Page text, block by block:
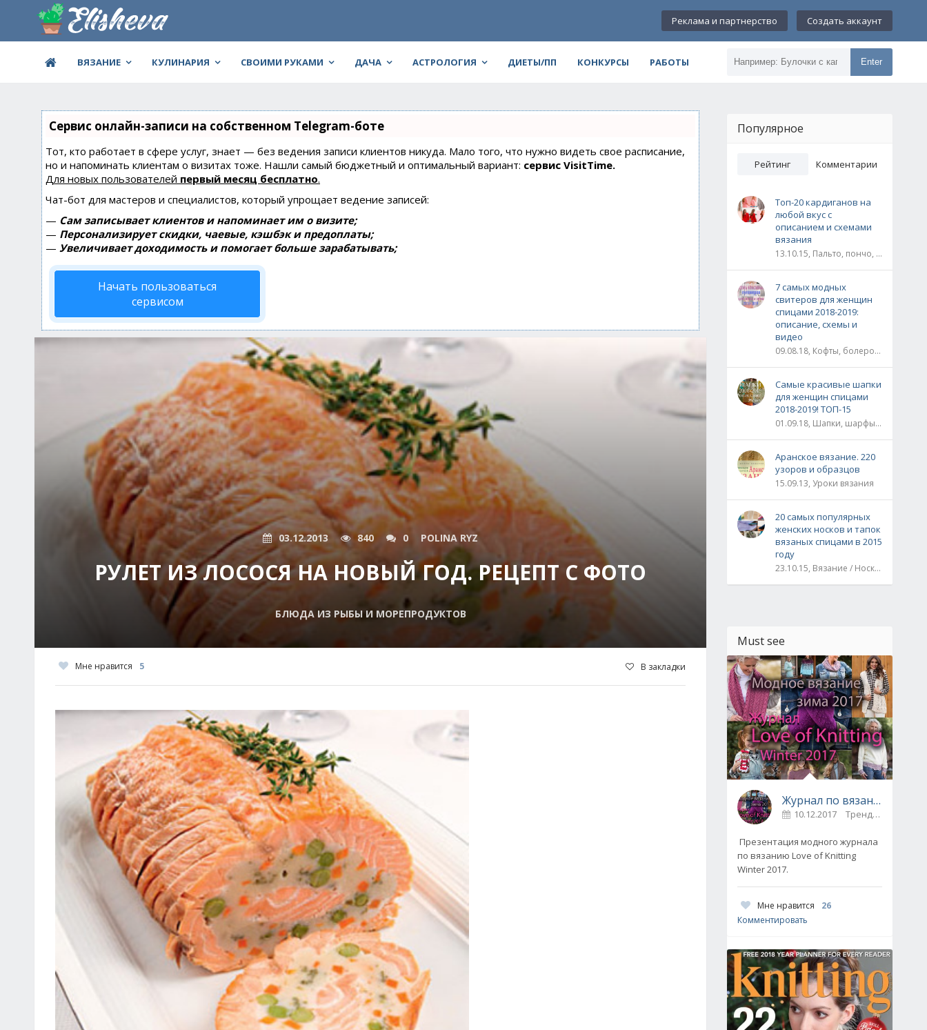
Реклама и партнерство Создать аккаунт
ВЯЗАНИЕ КУЛИНАРИЯ СВОИМИ РУКАМИ ДАЧА АСТРОЛОГИЯ ДИЕТЫ/ПП КОНКУРСЫ РАБОТЫ Enter
Сервис онлайн-записи на собственном Telegram-боте
Тот, кто работает в сфере услуг, знает — без ведения записи клиентов никуда. Мало того, что нужно видеть свое расписание,
но и напоминать клиентам о визитах тоже. Нашли самый бюджетный и оптимальный вариант: сервис VisitTime.
Для новых пользователей первый месяц бесплатно.
Чат-бот для мастеров и специалистов, который упрощает ведение записей:
— Сам записывает клиентов и напоминает им о визите;
— Персонализирует скидки, чаевые, кэшбэк и предоплаты;
— Увеличивает доходимость и помогает больше зарабатывать;
Начать пользоваться
сервисом
03.12.2013 840 0 POLINA RYZ
РУЛЕТ ИЗ ЛОСОСЯ НА НОВЫЙ ГОД. РЕЦЕПТ С ФОТО
БЛЮДА ИЗ РЫБЫ И МОРЕПРОДУКТОВ
Мне нравится 5 В закладки
Популярное
Рейтинг Комментарии
Топ-20 кардиганов на
любой вкус с
описанием и схемами
вязания
13.10.15, Пальто, пончо, кардиганы
7 самых модных
свитеров для женщин
спицами 2018-2019:
описание, схемы и
видео
09.08.18, Кофты, болеро, жакеты, жилеты, пуловеры и свитера
Самые красивые шапки
для женщин спицами
2018-2019! ТОП-15
01.09.18, Шапки, шарфы, шали, снуды и палантины
Аранское вязание. 220
узоров и образцов
15.09.13, Уроки вязания
20 самых популярных
женских носков и тапок
вязаных спицами в 2015
году
23.10.15, Вязание / Носки, обувь
Must see
Журнал по вязанию Love of Knitting выпуск Зима 2017
10.12.2017 Тренды / Вдохновение
Презентация модного журнала
по вязанию Love of Knitting
Winter 2017.
Мне нравится
26
Комментировать